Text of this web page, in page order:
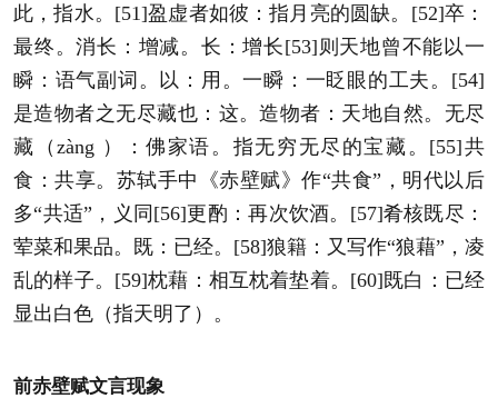
此，指水。[51]盈虚者如彼：指月亮的圆缺。[52]卒：
最终。消长：增减。长：增长[53]则天地曾不能以一
瞬：语气副词。以：用。一瞬：一眨眼的工夫。[54]
是造物者之无尽藏也：这。造物者：天地自然。无尽
藏（zàng ）：佛家语。指无穷无尽的宝藏。[55]共
食：共享。苏轼手中《赤壁赋》作“共食”，明代以后
多“共适”，义同[56]更酌：再次饮酒。[57]肴核既尽：
荤菜和果品。既：已经。[58]狼籍：又写作“狼藉”，凌
乱的样子。[59]枕藉：相互枕着垫着。[60]既白：已经
显出白色（指天明了）。
前赤壁赋文言现象